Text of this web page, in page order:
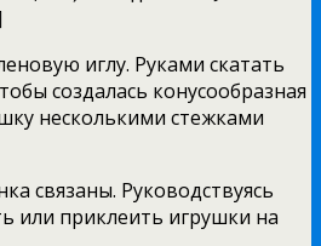
иглу. Руками скатать
создалась конусообразная
несколькими стежками
связаны. Руководствуясь
или приклеить игрушки на